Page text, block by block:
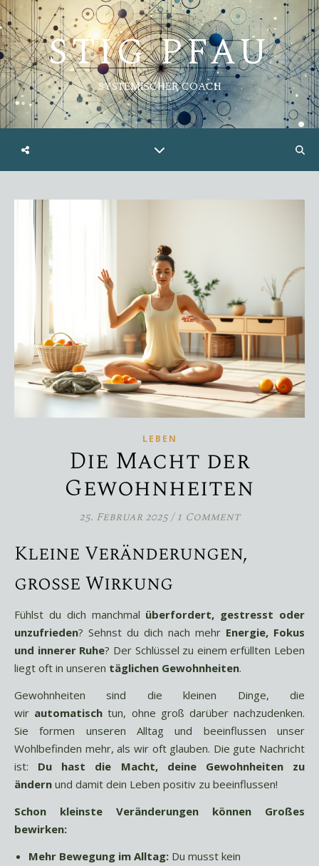
STIG PFAU
SYSTEMISCHER COACH
LEBEN
Die Macht der
Gewohnheiten
25. Februar 2025/ 1 Comment
Kleine Veränderungen,
große Wirkung
Fühlst du dich manchmal überfordert, gestresst oder
unzufrieden? Sehnst du dich nach mehr Energie, Fokus
und innerer Ruhe? Der Schlüssel zu einem erfüllten Leben
liegt oft in unseren täglichen Gewohnheiten.
Gewohnheiten sind die kleinen Dinge, die
wir automatisch tun, ohne groß darüber nachzudenken.
Sie formen unseren Alltag und beeinflussen unser
Wohlbefinden mehr, als wir oft glauben. Die gute Nachricht
ist: Du hast die Macht, deine Gewohnheiten zu
ändern und damit dein Leben positiv zu beeinflussen!
Schon kleinste Veränderungen können Großes
bewirken:
Mehr Bewegung im Alltag: Du musst kein